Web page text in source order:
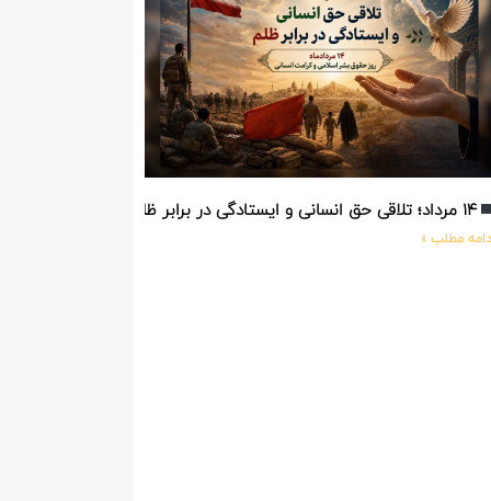
۱۴ مرداد؛ تلاقی حق انسانی و ایستادگی در برابر ظلم
مطلب »